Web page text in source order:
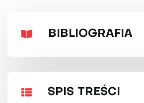
BIBLIOGRAFIA
SPIS TREŚCI